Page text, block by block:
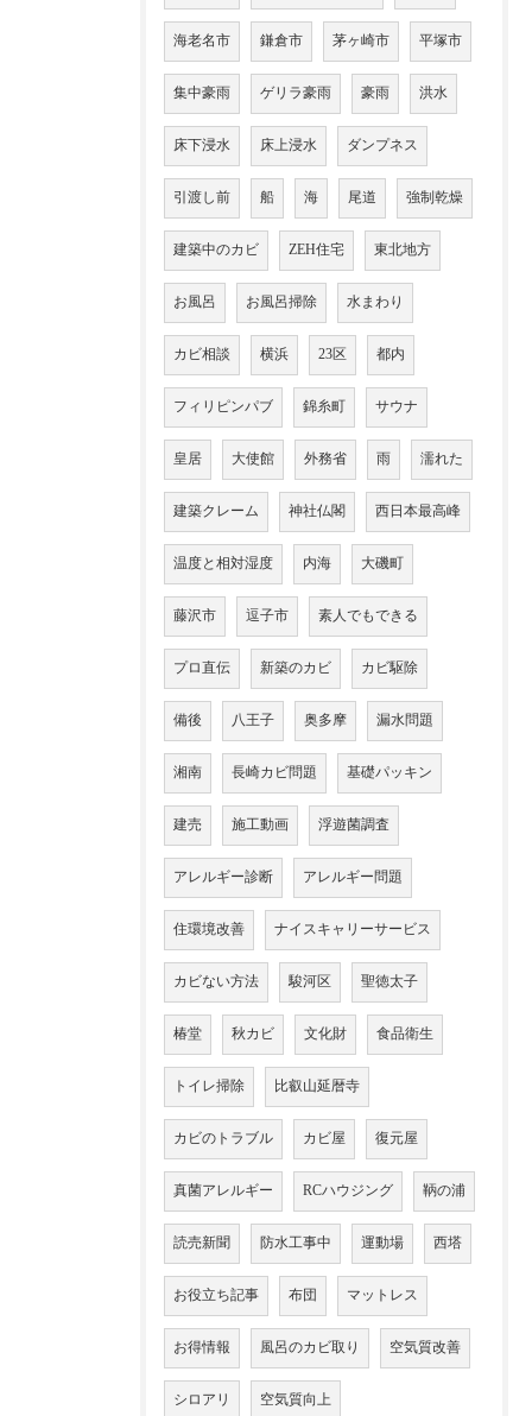
海老名市 鎌倉市 茅ヶ崎市 平塚市
集中豪雨 ゲリラ豪雨 豪雨 洪水
床下浸水 床上浸水 ダンプネス
引渡し前 船 海 尾道 強制乾燥
建築中のカビ ZEH住宅 東北地方
お風呂 お風呂掃除 水まわり
カビ相談 横浜 23区 都内
フィリピンパブ 錦糸町 サウナ
皇居 大使館 外務省 雨 濡れた
建築クレーム 神社仏閣 西日本最高峰
温度と相対湿度 内海 大磯町
藤沢市 逗子市 素人でもできる
プロ直伝 新築のカビ カビ駆除
備後 八王子 奥多摩 漏水問題
湘南 長崎カビ問題 基礎パッキン
建売 施工動画 浮遊菌調査
アレルギー診断 アレルギー問題
住環境改善 ナイスキャリーサービス
カビない方法 駿河区 聖徳太子
椿堂 秋カビ 文化財 食品衛生
トイレ掃除 比叡山延暦寺
カビのトラブル カビ屋 復元屋
真菌アレルギー RCハウジング 鞆の浦
読売新聞 防水工事中 運動場 西塔
お役立ち記事 布団 マットレス
お得情報 風呂のカビ取り 空気質改善
シロアリ 空気質向上